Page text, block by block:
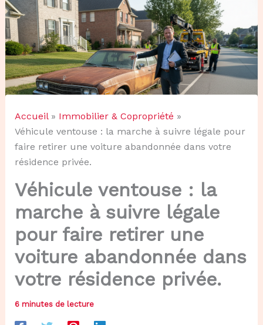
Accueil
Immobilier & Copropriété
Véhicule ventouse : la marche à suivre légale pour
faire retirer une voiture abandonnée dans votre
résidence privée.
Véhicule ventouse : la
marche à suivre légale
pour faire retirer une
voiture abandonnée dans
votre résidence privée.
6 minutes de lecture